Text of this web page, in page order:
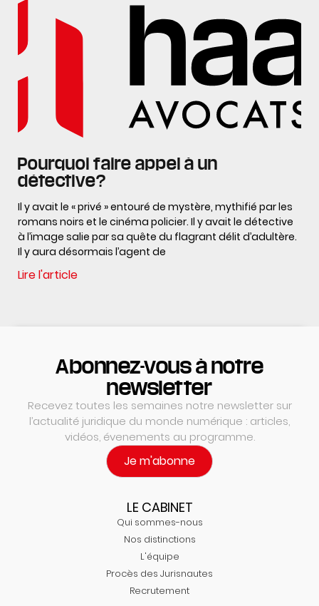
Pourquoi faire appel à un
détective?
Il y avait le « privé » entouré de mystère, mythifié par les
romans noirs et le cinéma policier. Il y avait le détective
à l’image salie par sa quête du flagrant délit d’adultère.
Il y aura désormais l’agent de
Lire l'article
Abonnez-vous à notre
newsletter
Recevez toutes les semaines notre newsletter sur
l’actualité juridique du monde numérique : articles,
vidéos, évenements au programme.
Je m'abonne
LE CABINET
Qui sommes-nous
Nos distinctions
L'équipe
Procès des Jurisnautes
Recrutement